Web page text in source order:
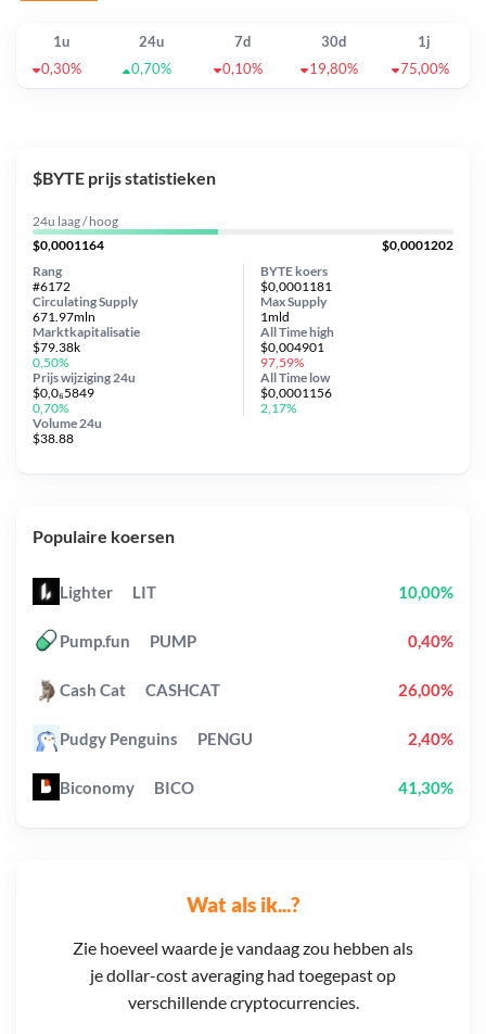
1u 24u 7d 30d
1j
0,30%
0,70% 0,10% 19,80% 75,00%
Wat als ik...?
Zie hoeveel waarde je vandaag zou hebben als
je dollar-cost averaging had toegepast op
verschillende cryptocurrencies.
$BYTE prijs statistieken
24u laag / hoog
$0,0001164
$0,0001202
BYTE koers
$0,0001181
Circulating Supply
671.97mln
Prijs wijziging24u
$0,0₆5849
0,70%
Max Supply
1mld
Marktkapitalisatie
$79.38k
0,50%
Volume 24u
$38.88
Rang
#6172
All Timehigh
$0,004901
97,59%
All Time low
$0,0001156
2,17%
Populaire koersen
Lighter LIT 10,00%
Pump.fun PUMP 0,40%
Cash Cat CASHCAT 26,00%
Pudgy Penguins PENGU 2,40%
Biconomy BICO 41,30%